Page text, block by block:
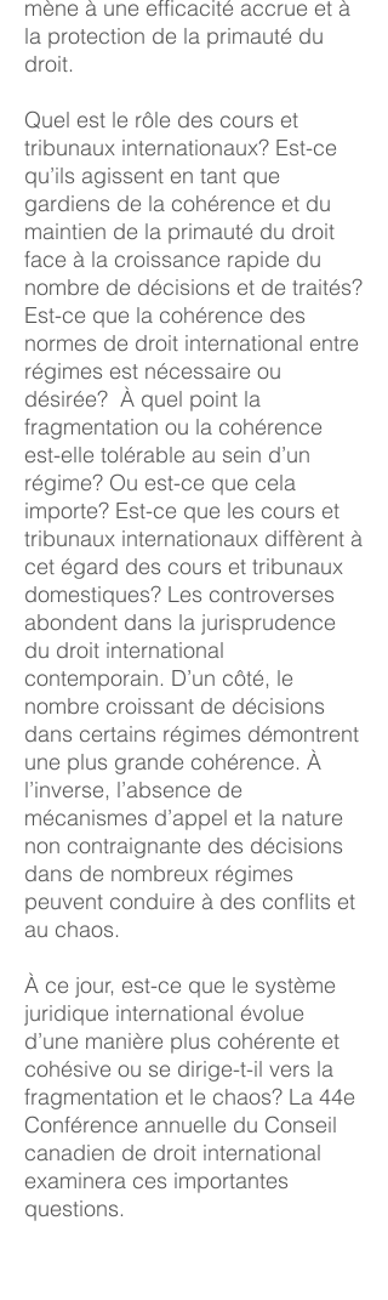
mène à une efficacité accrue et à
la protection de la primauté du
droit.
Quel est le rôle des cours et
tribunaux internationaux? Est-ce
qu’ils agissent en tant que
gardiens de la cohérence et du
maintien de la primauté du droit
face à la croissance rapide du
nombre de décisions et de traités?
Est-ce que la cohérence des
normes de droit international entre
régimes est nécessaire ou
désirée? À quel point la
fragmentation ou la cohérence
est-elle tolérable au sein d’un
régime? Ou est-ce que cela
importe? Est-ce que les cours et
tribunaux internationaux diffèrent à
cet égard des cours et tribunaux
domestiques? Les controverses
abondent dans la jurisprudence
du droit international
contemporain. D’un côté, le
nombre croissant de décisions
dans certains régimes démontrent
une plus grande cohérence. À
l’inverse, l’absence de
mécanismes d’appel et la nature
non contraignante des décisions
dans de nombreux régimes
peuvent conduire à des conflits et
au chaos.
À ce jour, est-ce que le système
juridique international évolue
d’une manière plus cohérente et
cohésive ou se dirige-t-il vers la
fragmentation et le chaos? La 44e
Conférence annuelle du Conseil
canadien de droit international
examinera ces importantes
questions.